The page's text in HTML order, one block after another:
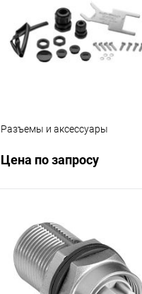
Разъемы и аксессуары
Цена по запросу
Купить в 1 клик Сравнение
В избранное
Наличие